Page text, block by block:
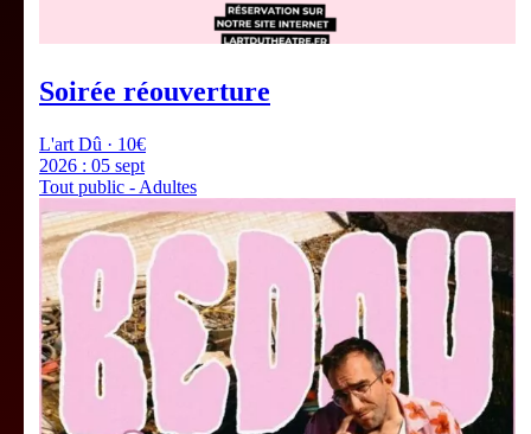
Soirée réouverture
L'art Dû · 10€
2026 : 05 sept
Tout public - Adultes